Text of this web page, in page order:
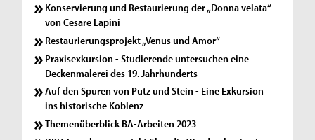
Konservierung und Restaurierung der „Donna velata“
von Cesare Lapini
Restaurierungsprojekt „Venus und Amor“
Praxisexkursion - Studierende untersuchen eine
Deckenmalerei des 19. Jahrhunderts
Auf den Spuren von Putz und Stein - Eine Exkursion
ins historische Koblenz
Themenüberblick BA-Arbeiten 2023